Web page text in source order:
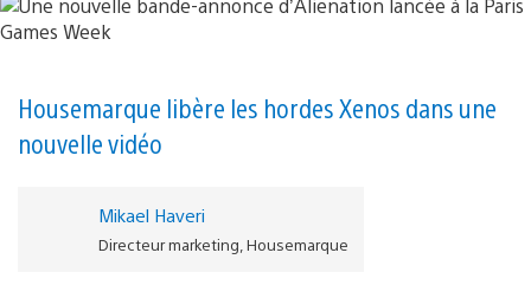
Housemarque libère les hordes Xenos dans une
nouvelle vidéo
Mikael Haveri
Directeur marketing, Housemarque